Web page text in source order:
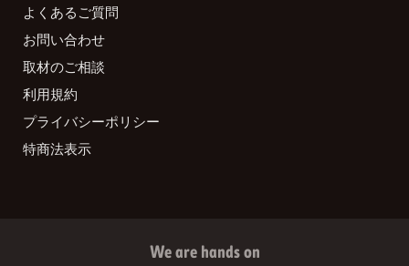
よくあるご質問
お問い合わせ
取材のご相談
利用規約
プライバシーポリシー
特商法表示
We are hands on